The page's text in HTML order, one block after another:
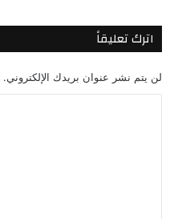
اترك تعليقاً
لن يتم نشر عنوان بريدك الإلكتروني.